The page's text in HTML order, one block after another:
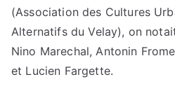
(Association des Cultures
Alternatifs du Velay), on
Nino Marechal, Antonin
et Lucien Fargette.